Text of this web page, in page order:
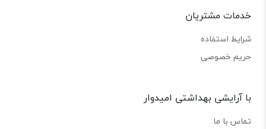
خدمات مشتریان
شرایط استفاده
حریم خصوصی
با آرایشی بهداشتی امیدوار
تماس با ما